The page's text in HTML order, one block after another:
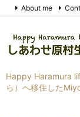
Happy Haramura
ら）へ移住した
About me